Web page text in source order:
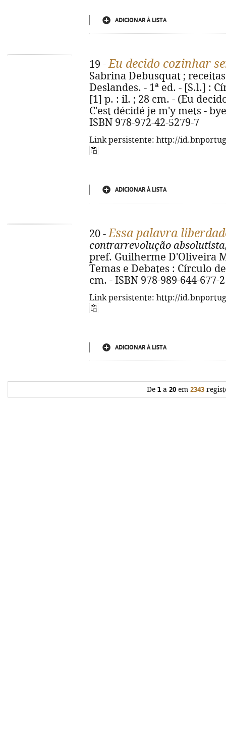
ADICIONAR À LISTA
19 -Eu decido cozinhar
Sabrina Debusquat ;
Deslandes. - 1ª ed. - [S.l.] :
[1] p. : il. ; 28 cm. - (Eu
C'est décidé je m'y mets -
ISBN 978-972-42-5279-7
Link persistente: http://
ADICIONAR À LISTA
20 -Essa palavra
contrarrevolução
pref. Guilherme D'Oliveira
Temas e Debates : Círculo
cm. - ISBN 978-989-644-677-2
Link persistente: http://
ADICIONAR À LISTA
De 1a 20em 2343